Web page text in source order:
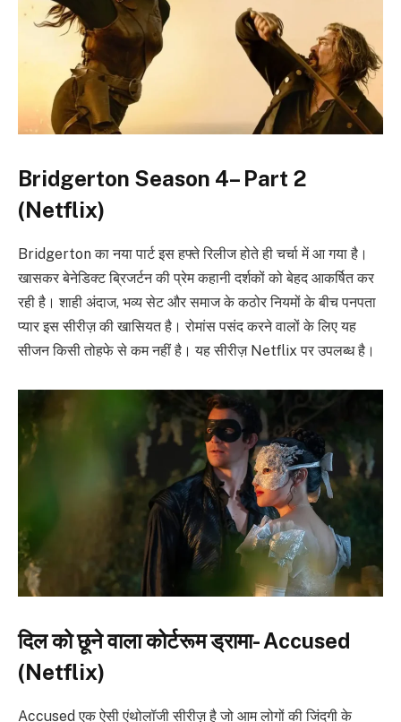
Bridgerton Season 4– Part 2
(Netflix)
Bridgerton का नया पार्ट इस हफ्ते रिलीज होते ही चर्चा में आ गया है।
खासकर बेनेडिक्ट ब्रिजर्टन की प्रेम कहानी दर्शकों को बेहद आकर्षित कर
रही है। शाही अंदाज, भव्य सेट और समाज के कठोर नियमों के बीच पनपता
प्यार इस सीरीज़ की खासियत है। रोमांस पसंद करने वालों के लिए यह
सीजन किसी तोहफे से कम नहीं है। यह सीरीज़ Netflix पर उपलब्ध है।
दिल को छूने वाला कोर्टरूम ड्रामा- Accused
(Netflix)
Accused एक ऐसी एंथोलॉजी सीरीज़ है जो आम लोगों की जिंदगी के